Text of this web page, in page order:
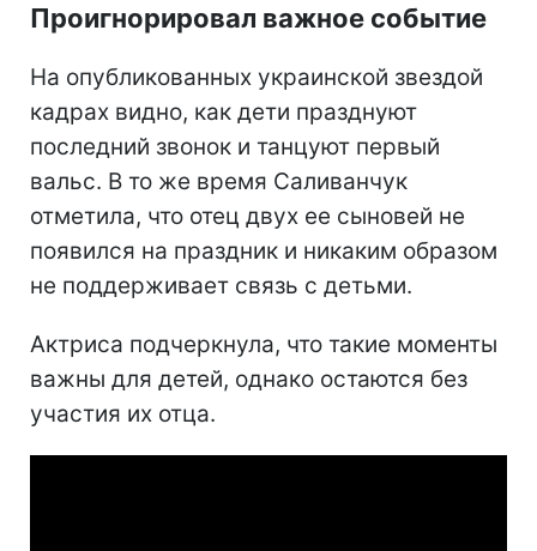
Проигнорировал важное событие
На опубликованных украинской звездой
кадрах видно, как дети празднуют
последний звонок и танцуют первый
вальс. В то же время Саливанчук
отметила, что отец двух ее сыновей не
появился на праздник и никаким образом
не поддерживает связь с детьми.
Актриса подчеркнула, что такие моменты
важны для детей, однако остаются без
участия их отца.